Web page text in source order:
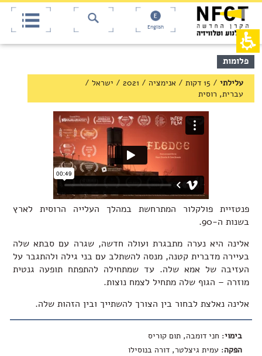
תחילתו
אינטרנט,
לחץ
אנטר
כדי
ראש
באפשרותך
ללחוץ
אנטר
כדי
לדלג
English
תוכן
מרכזי,
באפשרותך
ללחוץ
אנטר
פלומות
עלילתי / 15 דקות / אנימציה /
2021
/ ישראל /
עברית, רוסית
פנטזיית פולקלור המתרחשת במהלך העלייה הרוסית לארץ
בשנות ה-90.
אלינה היא נערה מתבגרת ועולה חדשה, שגרה עם סבתא שלה
בעיירה מדברית קטנה, מנסה להשתלב עם בני גילה ולהתגבר על
העזיבה של אמא שלה. עד שמתחילה להתפתח תופעה גנטית
מוזרה – הגוף שלה מתחיל לצמח נוצות.
אלינה נאלצת לבחור בין הצורך להשתייך ובין הזהות שלה.
בימוי: חני דומבה, תום קוריס
הפקה: עמית גיצלטר, דורה בנוסילו